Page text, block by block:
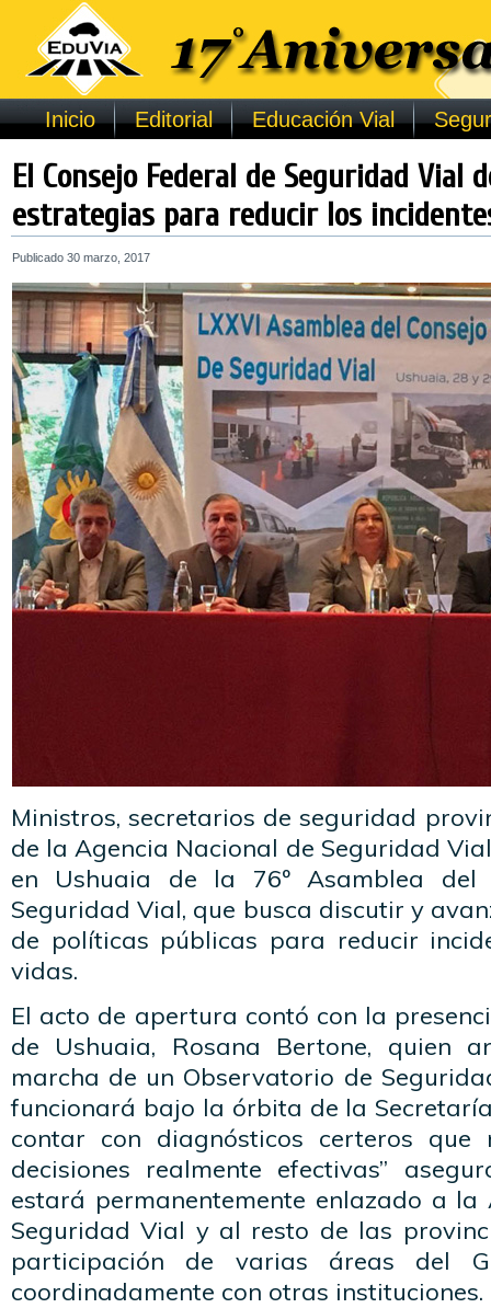
Inicio Editorial Educación Vial
El Consejo Federal de Seguridad Vial
estrategias para reducir los
Publicado 30 marzo, 2017
Ministros, secretarios de seguridad
de la Agencia Nacional de Seguridad
en Ushuaia de la 76º Asamblea del
Seguridad Vial, que busca discutir y
de políticas públicas para reducir
vidas.
El acto de apertura contó con la
de Ushuaia, Rosana Bertone, quien
marcha de un Observatorio de
funcionará bajo la órbita de la
contar con diagnósticos certeros que
decisiones realmente efectivas”
estará permanentemente enlazado a la
Seguridad Vial y al resto de las
participación de varias áreas del
coordinadamente con otras instituciones.